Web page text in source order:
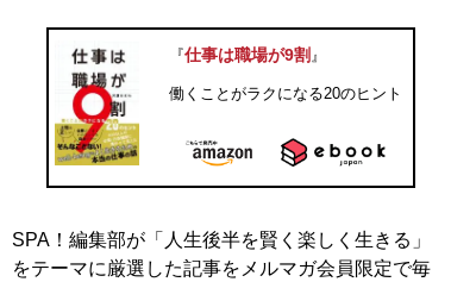
『仕事は職場が9割 』
働くことがラクになる20のヒント
SPA！編集部が「人生後半を賢く楽しく生きる」
をテーマに厳選した記事をメルマガ会員限定で毎